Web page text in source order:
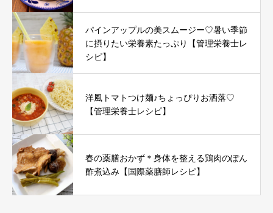
パインアップルの美スムージー♡暑い季節
に摂りたい栄養素たっぷり【管理栄養士レ
シピ】
洋風トマトつけ麺♪ちょっぴりお洒落♡
【管理栄養士レシピ】
春の薬膳おかず＊身体を整える鶏肉のぽん
酢煮込み【国際薬膳師レシピ】